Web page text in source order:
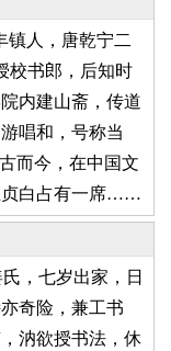
人，唐乾宁二
校书郎，后知时
内建山斋，传道
唱和，号称当
而今，在中国文
贞白占有一席……
，七岁出家，日
奇险，兼工书
汭欲授书法，休